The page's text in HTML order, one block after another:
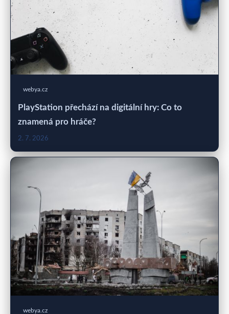
webya.cz
PlayStation přechází na digitální hry: Co to
znamená pro hráče?
2. 7. 2026
webya.cz